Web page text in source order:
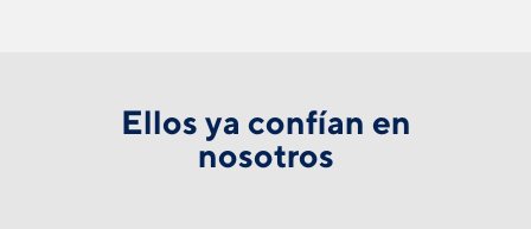
Ellos ya confían en
nosotros